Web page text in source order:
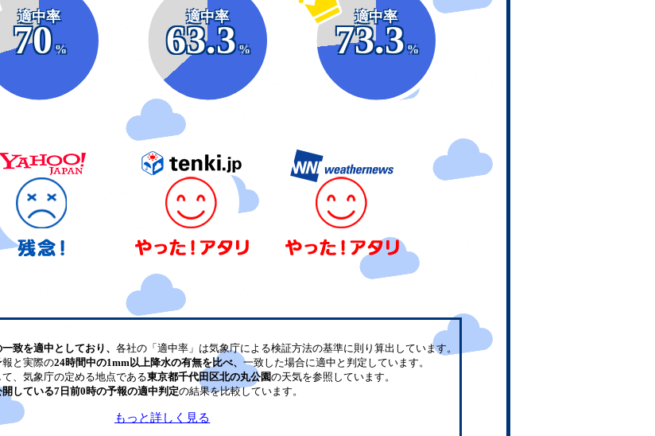
適中率
70
%
適中率
63.3
%
適中率
73.3
%
致を適中としており、 各社の「適中率」は気象庁による検証方法の基準に則り算出しています。
と実際の24時間中の1mm以上降水の有無を比べ、 一致した場合に適中と判定しています。
、気象庁の定める地点である東京都千代田区北の丸公園の天気を参照しています。
している7日前0時の予報の適中判定の結果を比較しています。
もっと詳しく見る